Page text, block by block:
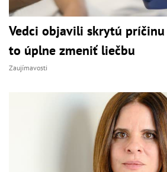
Vedci objavili skrytú príčinu
to úplne zmeniť liečbu
Zaujímavosti